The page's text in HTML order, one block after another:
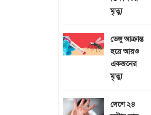
মৃত্যু
ডেঙ্গু আক্রান্ত
হয়ে আরও
একজনের
মৃত্যু
দেশে ২৪